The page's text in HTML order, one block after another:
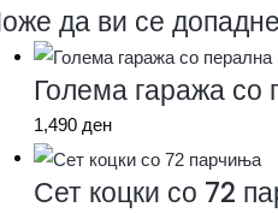
да ви се допадне
Голема гаража
1,490 ден
Сет коцки со 72